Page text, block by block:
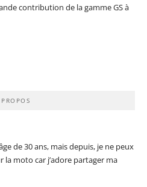
contribution de la gamme GS à
de 30 ans, mais depuis, je ne peux
la moto car j’adore partager ma